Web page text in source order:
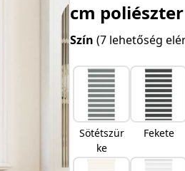
cm poliészter
Szín(7 lehetőség
Sötétszür
ke
Fekete